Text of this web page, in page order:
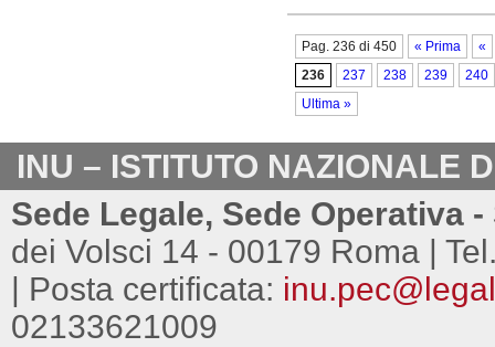
Pag. 236 di 450 « Prima
«
236
237 238 239
240
Ultima »
INU – ISTITUTO NAZIONALE
Sede Legale, Sede Operativa
dei Volsci 14 - 00179 Roma |
| Posta certificata:
02133621009